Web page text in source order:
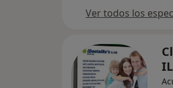
Ver todos los